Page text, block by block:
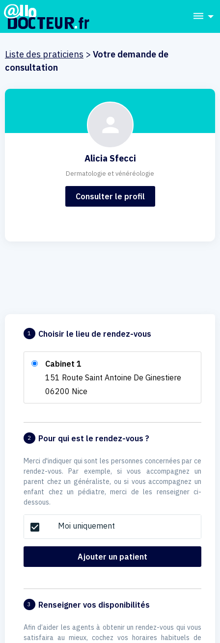
dehaze
Liste des praticiens > Votre demande de
consultation
Alicia Sfecci
Dermatologie et vénéréologie
Consulter le profil
1 Choisir le lieu de rendez-vous
Cabinet 1
151 Route Saint Antoine De Ginestiere
06200 Nice
2 Pour qui est le rendez-vous ?
Merci d'indiquer qui sont les personnes concernées par ce
rendez-vous. Par exemple, si vous accompagnez un
parent chez un généraliste, ou si vous accompagnez un
enfant chez un pédiatre, merci de les renseigner ci-
dessous.
check_box Moi uniquement
Ajouter un patient
3 Renseigner vos disponibilités
Afin d’aider les agents à obtenir un rendez-vous qui vous
satisfaira au mieux, cochez vos horaires habituels de